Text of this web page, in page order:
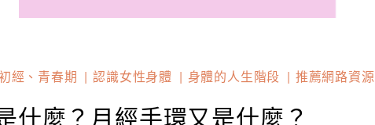
經、青春期 認識女性身體 身體的人生階段 推薦網路資源
什麼？月經手環又是什麼？​